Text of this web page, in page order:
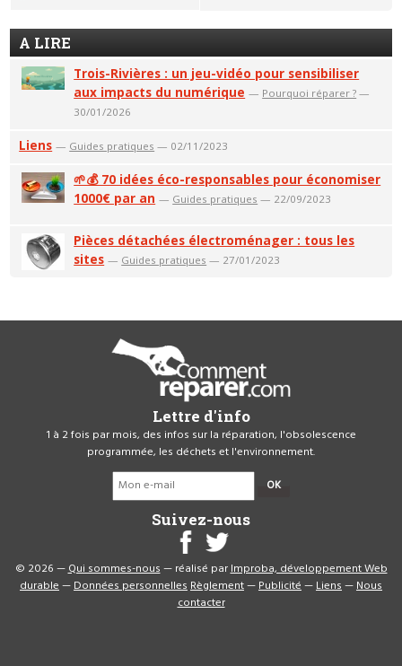
A LIRE
Trois-Rivières : un jeu-vidéo pour sensibiliser
aux impacts du numérique — Pourquoi réparer ? —
30/01/2026
Liens — Guides pratiques — 02/11/2023
🌱💰 70 idées éco-responsables pour économiser
1000€ par an — Guides pratiques — 22/09/2023
Pièces détachées électroménager : tous les
sites — Guides pratiques — 27/01/2023
Lettre d'info
1 à 2 fois par mois, des infos sur la réparation, l'obsolescence
programmée, les déchets et l'environnement.
OK
Suivez-nous
© 2026 —Qui sommes-nous— réalisé parImproba, développement Web
durable—Données personnellesRèglement—Publicité—Liens—Nous
contacter